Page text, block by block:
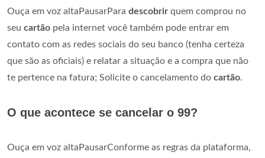
Ouça em voz altaPausarPara descobrir quem comprou no
seu cartão pela internet você também pode entrar em
contato com as redes sociais do seu banco (tenha certeza
que são as oficiais) e relatar a situação e a compra que não
te pertence na fatura; Solicite o cancelamento do cartão.
O que acontece se cancelar o 99?
Ouça em voz altaPausarConforme as regras da plataforma,